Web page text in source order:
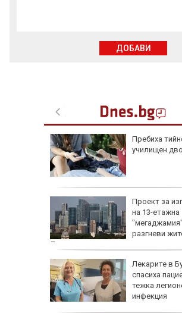
Пребиха
училищен
Проект за
на 13-етажна
"мегаджамия"
разгневи
Лондон
Лекарите в
спасиха
тежка
инфекция
ДОБАВИ